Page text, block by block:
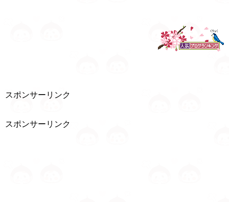
スポンサーリンク
スポンサーリンク